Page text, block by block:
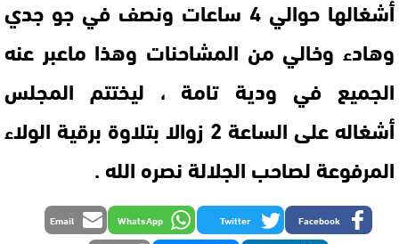
أشغالها حوالي 4 ساعات ونصف في جو جدي
وهادء وخالي من المشاحنات وهذا ماعبر عنه
الجميع في ودية تامة ، ليختتم المجلس
أشغاله على الساعة 2 زوالا بتلاوة برقية الولاء
المرفوعة لصاحب الجلالة نصره الله .
Facebook
Twitter
WhatsApp
Email